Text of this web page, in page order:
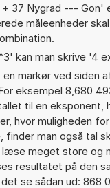
37 Nygrad --- Gon'
måleenheder
kan man skrive '4
en markør ved siden
eksempel 8,680
til en eksponent,
hvor muligheden
finder man også tal
meget store og
resultatet på den
se sådan ud: